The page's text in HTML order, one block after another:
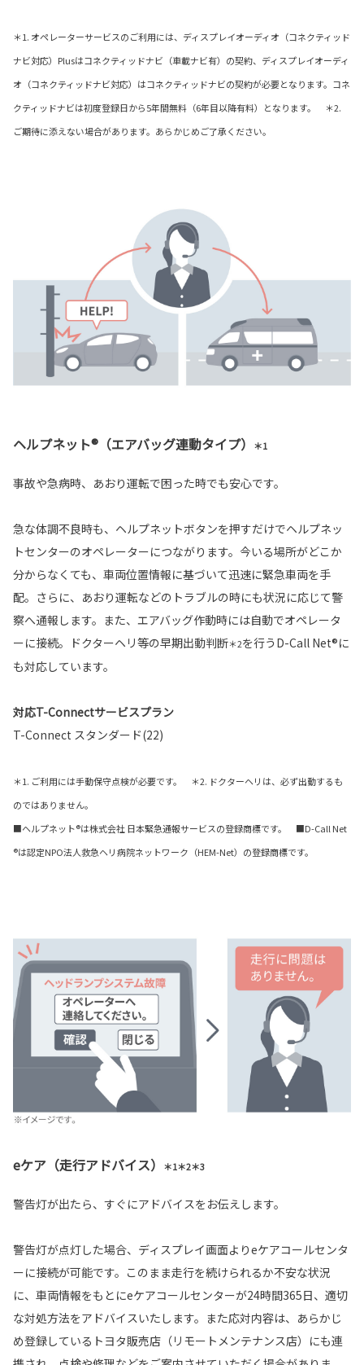
＊1. オペレーターサービスのご利用には、ディスプレイオーディオ（コネクティッド
ナビ対応）Plusはコネクティッドナビ（車載ナビ有）の契約、ディスプレイオーディ
オ（コネクティッドナビ対応）はコネクティッドナビの契約が必要となります。コネ
クティッドナビは初度登録日から5年間無料（6年目以降有料）となります。 ＊2.
ご期待に添えない場合があります。あらかじめご了承ください。
ヘルプネット®（エアバッグ連動タイプ） ＊1
事故や急病時、あおり運転で困った時でも安心です。
急な体調不良時も、ヘルプネットボタンを押すだけでヘルプネッ
トセンターのオペレーターにつながります。今いる場所がどこか
分からなくても、車両位置情報に基づいて迅速に緊急車両を手
配。さらに、あおり運転などのトラブルの時にも状況に応じて警
察へ通報します。また、エアバッグ作動時には自動でオペレータ
ーに接続。ドクターヘリ等の早期出動判断＊2を行うD-Call Net®に
も対応しています。
対応T-Connectサービスプラン
T-Connect スタンダード(22)
＊1. ご利用には手動保守点検が必要です。 ＊2. ドクターヘリは、必ず出動するも
のではありません。
■ヘルプネット®は株式会社 日本緊急通報サービスの登録商標です。 ■D-Call Net
®は認定NPO法人救急ヘリ病院ネットワーク（HEM-Net）の登録商標です。
eケア（走行アドバイス） ＊1＊2＊3
警告灯が出たら、すぐにアドバイスをお伝えします。
警告灯が点灯した場合、ディスプレイ画面よりeケアコールセンタ
ーに接続が可能です。このまま走行を続けられるか不安な状況
に、車両情報をもとにeケアコールセンターが24時間365日、適切
な対処方法をアドバイスいたします。また応対内容は、あらかじ
め登録しているトヨタ販売店（リモートメンテナンス店）にも連